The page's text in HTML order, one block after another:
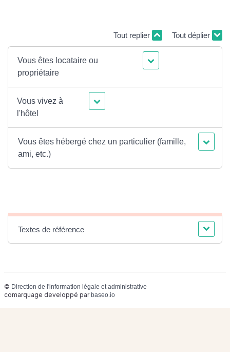
Tout replier Tout déplier
Vous êtes locataire ou
propriétaire
Vous vivez à
l'hôtel
Vous êtes hébergé chez un particulier (famille,
ami, etc.)
Textes de référence
© Direction de l'information légale et administrative
comarquage developpé par baseo.io